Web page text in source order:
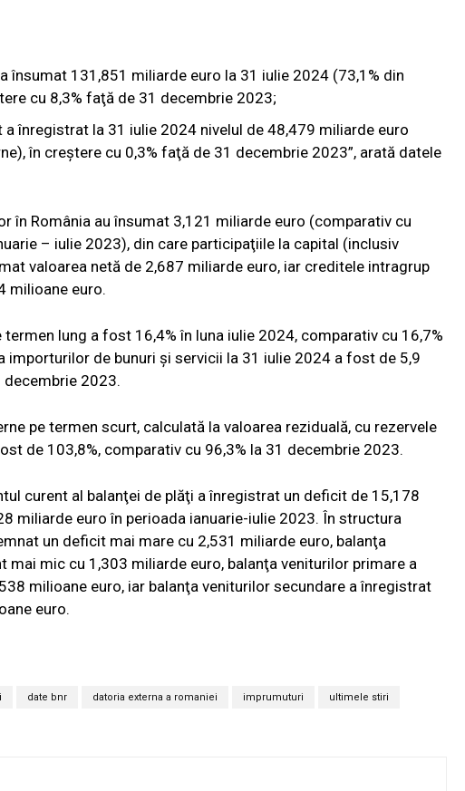
însumat 131,851 miliarde euro la 31 iulie 2024 (73,1% din
cu 8,3% faţă de 31 decembrie 2023;
înregistrat la 31 iulie 2024 nivelul de 48,479 miliarde euro
în creştere cu 0,3% faţă de 31 decembrie 2023”, arată datele
în România au însumat 3,121 miliarde euro (comparativ cu
– iulie 2023), din care participaţiile la capital (inclusiv
valoarea netă de 2,687 miliarde euro, iar creditele intragrup
milioane euro.
lung a fost 16,4% în luna iulie 2024, comparativ cu 16,7%
importurilor de bunuri şi servicii la 31 iulie 2024 a fost de 5,9
decembrie 2023.
pe termen scurt, calculată la valoarea reziduală, cu rezervele
de 103,8%, comparativ cu 96,3% la 31 decembrie 2023.
curent al balanţei de plăţi a înregistrat un deficit de 15,178
miliarde euro în perioada ianuarie-iulie 2023. În structura
un deficit mai mare cu 2,531 miliarde euro, balanţa
mai mic cu 1,303 miliarde euro, balanţa veniturilor primare a
milioane euro, iar balanţa veniturilor secundare a înregistrat
euro.
date bnr datoria externa a romaniei imprumuturi ultimele stiri